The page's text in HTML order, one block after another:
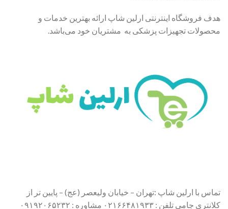
هدف فروشگاه اینترنتی ارلین شاپ ارائه بهترین خدمات و
محصولات تجهیزات پزشکی به مشتریان خود می‌باشد.
تماس با ارلین شاپ :تهران – خیابان ولیعصر (عج) – پایین تر از
کلانتری جامی تلفن : ۰۲۱۶۶۴۸۱۹۳۳ مشاوره : ۰۹۱۹۲۰۶۵۲۳۲